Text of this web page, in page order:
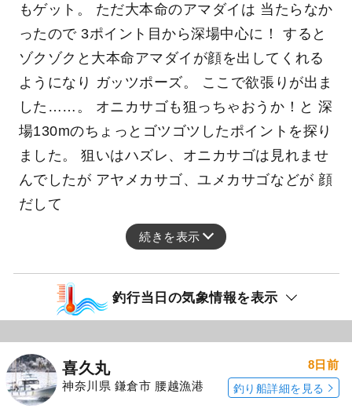
もゲット。 ただ大本命のアマダイは 当たらなか
ったので 3ポイント目から深場中心に！ すると
ゾクゾクと大本命アマダイが顔を出してくれる
ようになり ガッツポーズ。 ここで欲張りが出ま
した……。 オニカサゴも狙っちゃおうか！と 深
場130mのちょっとゴツゴツしたポイントを探り
ました。 狙いはハズレ、オニカサゴは見れませ
んでしたが アヤメカサゴ、ユメカサゴなどが 顔
だして
続きを表示
釣行当日の気象情報を表示
喜久丸
神奈川県 鎌倉市 腰越漁港
8日前
釣り船詳細を見る